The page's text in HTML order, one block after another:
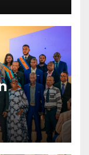
à